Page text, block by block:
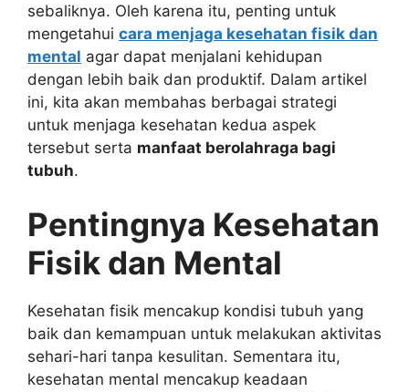
sebaliknya. Oleh karena itu, penting untuk
mengetahui cara menjaga kesehatan fisik dan
mental agar dapat menjalani kehidupan
dengan lebih baik dan produktif. Dalam artikel
ini, kita akan membahas berbagai strategi
untuk menjaga kesehatan kedua aspek
tersebut serta manfaat berolahraga bagi
tubuh.
Pentingnya Kesehatan
Fisik dan Mental
Kesehatan fisik mencakup kondisi tubuh yang
baik dan kemampuan untuk melakukan aktivitas
sehari-hari tanpa kesulitan. Sementara itu,
kesehatan mental mencakup keadaan